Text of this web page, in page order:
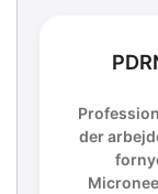
der